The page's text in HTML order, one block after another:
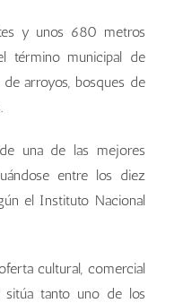
y unos 680 metros
término municipal de
arroyos, bosques de
una de las mejores
entre los diez
el Instituto Nacional
cultural, comercial
tanto uno de los